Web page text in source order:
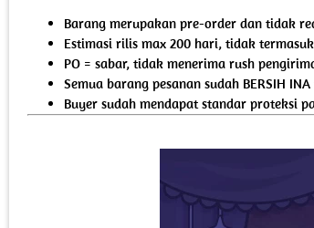
Barang merupakan pre-order dan tidak
Estimasi rilis max 200 hari, tidak
PO = sabar, tidak menerima rush
Semua barang pesanan sudah BERSIH
Buyer sudah mendapat standar proteksi